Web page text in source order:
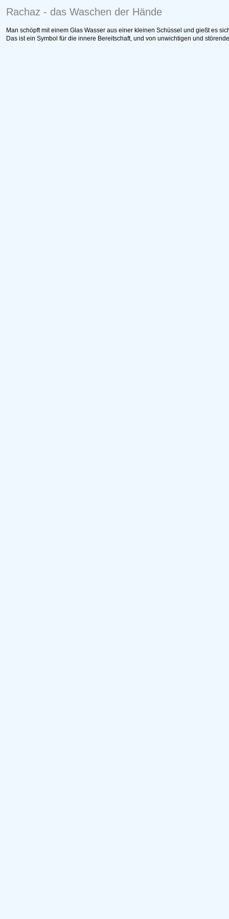
Rachaz - das Waschen der Hände
Man schöpft mit einem Glas Wasser aus einer kleinen Schüssel und gießt es
Das ist ein Symbol für die innere Bereitschaft, und von unwichtigen und